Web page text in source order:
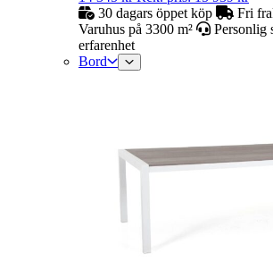
30 dagars öppet köp
Fri
Varuhus på 3300 m²
Personlig
erfarenhet
Bord